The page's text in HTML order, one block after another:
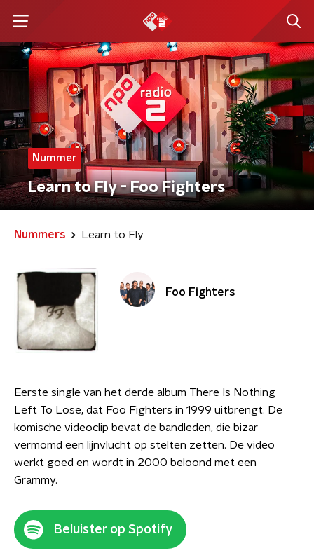
Nummer
Learn to Fly - Foo Fighters
Nummers Learn to Fly
Foo Fighters
Eerste single van het derde album There Is Nothing
Left To Lose, dat Foo Fighters in 1999 uitbrengt. De
komische videoclip bevat de bandleden, die bizar
vermomd een lijnvlucht op stelten zetten. De video
werkt goed en wordt in 2000 beloond met een
Grammy.
Beluister op Spotify